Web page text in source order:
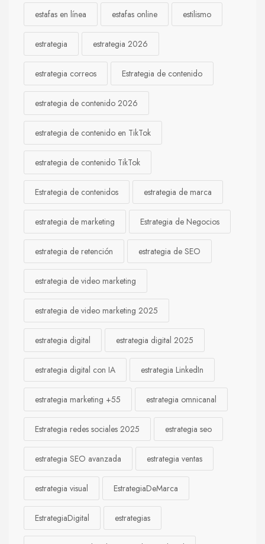
estafas en línea estafas online estilismo
estrategia estrategia 2026
estrategia correos Estrategia de contenido
estrategia de contenido 2026
estrategia de contenido en TikTok
estrategia de contenido TikTok
Estrategia de contenidos estrategia de marca
estrategia de marketing Estrategia de Negocios
estrategia de retención estrategia de SEO
estrategia de video marketing
estrategia de video marketing 2025
estrategia digital estrategia digital 2025
estrategia digital con IA estrategia LinkedIn
estrategia marketing +55 estrategia omnicanal
Estrategia redes sociales 2025 estrategia seo
estrategia SEO avanzada estrategia ventas
estrategia visual EstrategiaDeMarca
EstrategiaDigital estrategias